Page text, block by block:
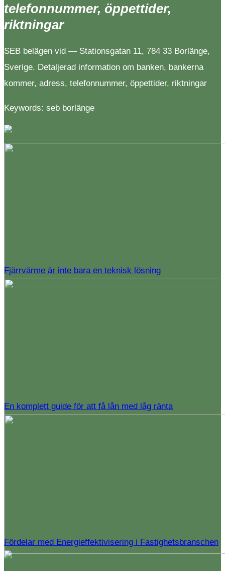
telefonnummer, öppettider,
riktningar
SEB belägen vid — Stationsgatan 11, 784 33 Borlänge,
Sverige. Detaljerad information om banken, bankerna
kommer, adress, telefonnummer, öppettider, riktningar
Keywords: seb borlänge
Fjärrvärme är inte bara en teknisk lösning
En komplett guide för att få lån med låg ränta
Fördelar med Energieffektivisering i Fastighetsbranschen